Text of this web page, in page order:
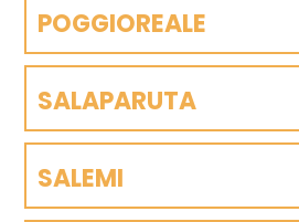
POGGIOREALE
SALAPARUTA
SALEMI